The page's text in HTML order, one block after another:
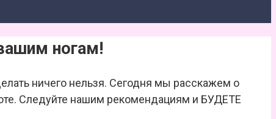
ногам!
ничего нельзя. Сегодня мы расскажем о
Следуйте нашим рекомендациям и БУДЕТЕ